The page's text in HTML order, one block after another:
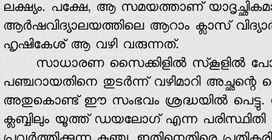
ലക്ഷ്യം. പക്ഷേ, ആ സമയത്താണ്
ആര്‍ഷവിദ്യാലയത്തിലെ ആറാം ക്ലാസ്
ഹൃഷികേശ് ആ വഴി വരുന്നത്.
സാധാരണ സൈക്കിളില്‍ സ്‌കൂളില്‍
പഞ്ചറായതിനെ തുടര്‍ന്ന് വഴിമാറി
അതുകൊണ്ട് ഈ സംഭവം ശ്രദ്ധയില്‍ പെട്ടു.
ക്ലബ്ബിലും യൂത്ത് ഡയലോഗ് എന്ന